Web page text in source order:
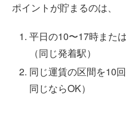
ポイントが貯まるのは、
平日の10〜17時また
（同じ発着駅）
同じ運賃の区間を10
同じならOK）